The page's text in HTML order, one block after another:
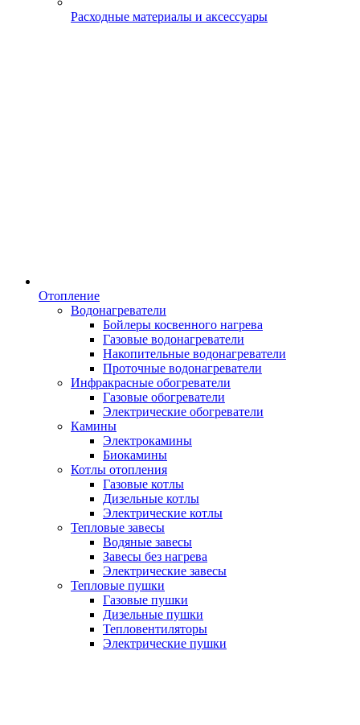
Расходные материалы и аксессуары
Отопление
Водонагреватели
Бойлеры косвенного нагрева
Газовые водонагреватели
Накопительные водонагреватели
Проточные водонагреватели
Инфракрасные обогреватели
Газовые обогреватели
Электрические обогреватели
Камины
Электрокамины
Биокамины
Котлы отопления
Газовые котлы
Дизельные котлы
Электрические котлы
Тепловые завесы
Водяные завесы
Завесы без нагрева
Электрические завесы
Тепловые пушки
Газовые пушки
Дизельные пушки
Тепловентиляторы
Электрические пушки